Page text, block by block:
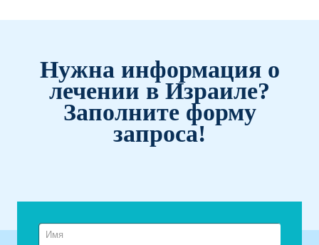
Нужна информация о
лечении в Израиле?
Заполните форму
запроса!